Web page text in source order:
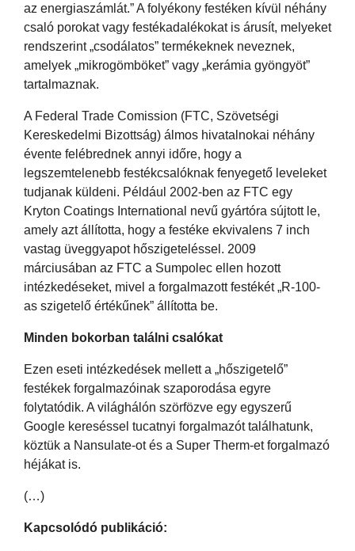
az energiaszámlát.” A folyékony festéken kívül néhány
csaló porokat vagy festékadalékokat is árusít, melyeket
rendszerint „csodálatos” termékeknek neveznek,
amelyek „mikrogömböket” vagy „kerámia gyöngyöt”
tartalmaznak.
A Federal Trade Comission (FTC, Szövetségi
Kereskedelmi Bizottság) álmos hivatalnokai néhány
évente felébrednek annyi időre, hogy a
legszemtelenebb festékcsalóknak fenyegető leveleket
tudjanak küldeni. Például 2002-ben az FTC egy
Kryton Coatings International nevű gyártóra sújtott le,
amely azt állította, hogy a festéke ekvivalens 7 inch
vastag üveggyapot hőszigeteléssel. 2009
márciusában az FTC a Sumpolec ellen hozott
intézkedéseket, mivel a forgalmazott festékét „R-100-
as szigetelő értékűnek” állította be.
Minden bokorban találni csalókat
Ezen eseti intézkedések mellett a „hőszigetelő”
festékek forgalmazóinak szaporodása egyre
folytatódik. A világhálón szörfözve egy egyszerű
Google kereséssel tucatnyi forgalmazót találhatunk,
köztük a Nansulate-ot és a Super Therm-et forgalmazó
héjákat is.
(…)
Kapcsolódó publikáció: